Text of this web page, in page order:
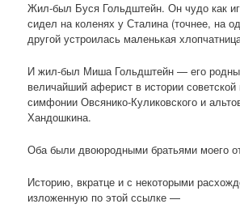
Жил-был Буся Гольдштейн. Он чудо как
сидел на коленях у Сталина (точнее, на
другой устроилась маленькая
И жил-был Миша Гольдштейн — его
величайший аферист в истории
симфонии Овсянико-Куликовского и
Хандошкина.
Оба были двоюродными братьями моего
Историю, вкратце и с некоторыми
изложенную по этой ссылке —